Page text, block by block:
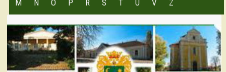
M N O P R S T U V Z